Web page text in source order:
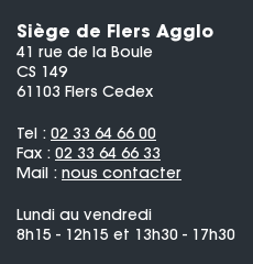
Siège de Flers Agglo
41 rue de la Boule
CS 149
61103 Flers Cedex
Tel : 02 33 64 66 00
Fax : 02 33 64 66 33
Mail : nous contacter
Lundi au vendredi
8h15 - 12h15 et 13h30 - 17h30